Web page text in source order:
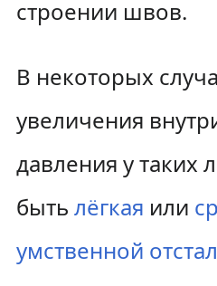
строении швов.
В некоторых
увеличения
давления у таких
быть лёгкая или
умственной